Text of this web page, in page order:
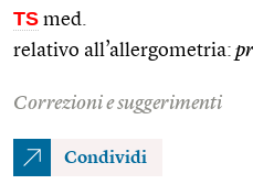
TS med.
relativo all’allergometria:
Correzioni e suggerimenti
Condividi